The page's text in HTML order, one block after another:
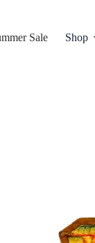
Sale Shop